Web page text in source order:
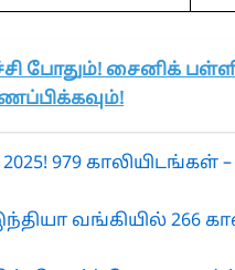
போதும்! சைனிக்
979 காலியிடங்கள்
வங்கியில் 266